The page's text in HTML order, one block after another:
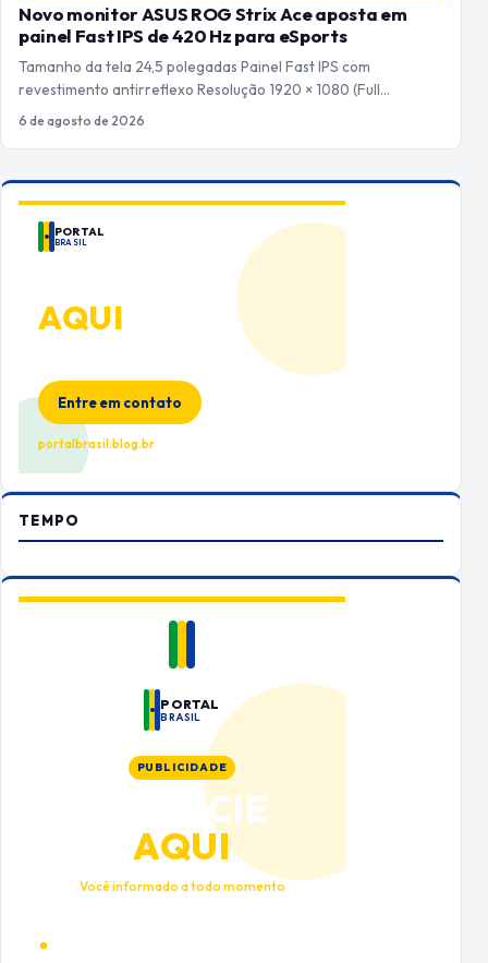
Novo monitor ASUS ROG Strix Ace aposta em
painel Fast IPS de 420 Hz para eSports
Tamanho da tela 24,5 polegadas Painel Fast IPS com
revestimento antirreflexo Resolução 1920 × 1080 (Full…
6 de agosto de 2026
PORTAL
BRASIL
AQUI
Entre em contato
portalbrasil.blog.br
TEMPO
PORTAL
BRASIL
PUBLICIDADE
ANUNCIE
AQUI
Você informado a todo momento